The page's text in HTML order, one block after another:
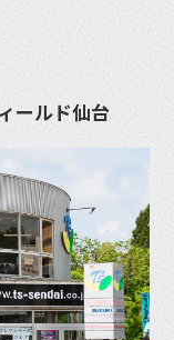
ールド仙台